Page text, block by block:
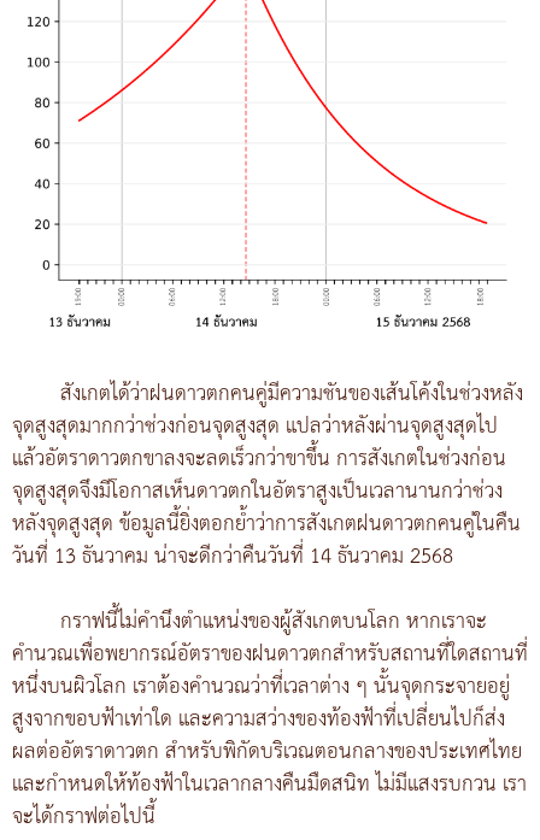
สังเกตได้ว่าฝนดาวตกคนคู่มีความชันของเส้นโค้งในช่วงหลัง
จุดสูงสุดมากกว่าช่วงก่อนจุดสูงสุด แปลว่าหลังผ่านจุดสูงสุดไป
แล้วอัตราดาวตกขาลงจะลดเร็วกว่าขาขึ้น การสังเกตในช่วงก่อน
จุดสูงสุดจึงมีโอกาสเห็นดาวตกในอัตราสูงเป็นเวลานานกว่าช่วง
หลังจุดสูงสุด ข้อมูลนี้ยิ่งตอกย้ำว่าการสังเกตฝนดาวตกคนคู่ในคืน
วันที่ 13 ธันวาคม น่าจะดีกว่าคืนวันที่ 14 ธันวาคม 2568
กราฟนี้ไม่คำนึงตำแหน่งของผู้สังเกตบนโลก หากเราจะ
คำนวณเพื่อพยากรณ์อัตราของฝนดาวตกสำหรับสถานที่ใดสถานที่
หนึ่งบนผิวโลก เราต้องคำนวณว่าที่เวลาต่าง ๆ นั้นจุดกระจายอยู่
สูงจากขอบฟ้าเท่าใด และความสว่างของท้องฟ้าที่เปลี่ยนไปก็ส่ง
ผลต่ออัตราดาวตก สำหรับพิกัดบริเวณตอนกลางของประเทศไทย
และกำหนดให้ท้องฟ้าในเวลากลางคืนมืดสนิท ไม่มีแสงรบกวน เรา
จะได้กราฟต่อไปนี้